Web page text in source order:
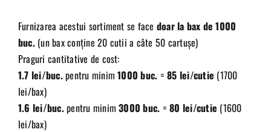
Furnizarea acestui sortiment se face doar la bax de 1000
buc.(un bax conține 20 cutii a câte 50 cartușe)
Praguri cantitative de cost:
1.7 lei/buc.pentru minim1000 buc. =85 lei/cutie (1700
lei/bax)
1.6 lei/buc.pentru minim3000 buc. =80 lei/cutie (1600
lei/bax)